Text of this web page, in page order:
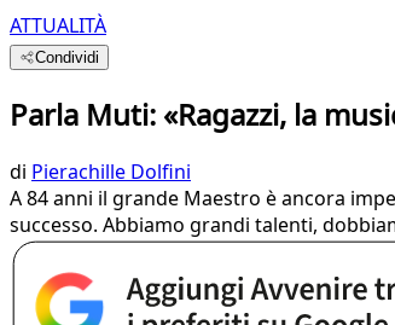
ATTUALITÀ
Condividi
Parla Muti: «Ragazzi, la
di Pierachille Dolfini
A 84 anni il grande Maestro è ancora
successo. Abbiamo grandi talenti,